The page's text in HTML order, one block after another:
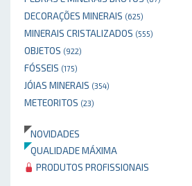
DECORAÇÕES MINERAIS (625)
MINERAIS CRISTALIZADOS (555)
OBJETOS (922)
FÓSSEIS (175)
JÓIAS MINERAIS (354)
METEORITOS (23)
NOVIDADES
QUALIDADE MÁXIMA
PRODUTOS PROFISSIONAIS